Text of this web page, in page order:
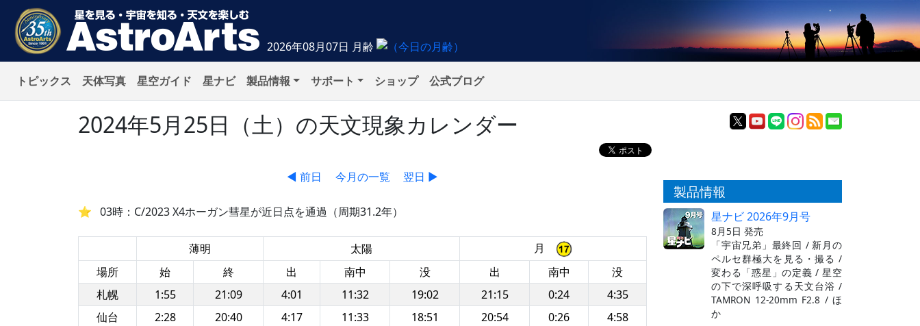
2026年08月07日 月齢
トピックス 天体写真 星空ガイド 星ナビ 製品情報 サポート ショップ 公式ブログ
2024年5月25日（土）の天文現象カレンダー
◀ 前日 今月の一覧 翌日 ▶
03時：C/2023 X4ホーガン彗星が近日点を通過（周期31.2年）
薄明 太陽
月
場所
始 終 出 南中 没 出 南中
没
札幌
1:55 21:09 4:01 11:32 19:02 21:15 0:24
4:35
仙台
2:28 20:40 4:17 11:33 18:51 20:54 0:26
4:58
製品情報
星ナビ 2026年9月号
8月5日 発売
「宇宙兄弟」最終回 / 新月の
ペルセ群極大を見る・撮る /
変わる「惑星」の定義 / 星空
の下で深呼吸する天文台浴 /
TAMRON 12-20mm F2.8 / ほ
か